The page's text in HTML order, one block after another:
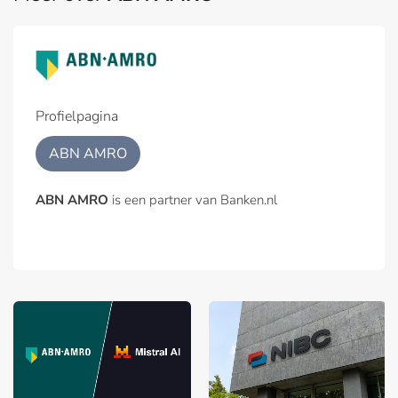
Profielpagina
ABN AMRO
ABN AMRO is een partner van Banken.nl